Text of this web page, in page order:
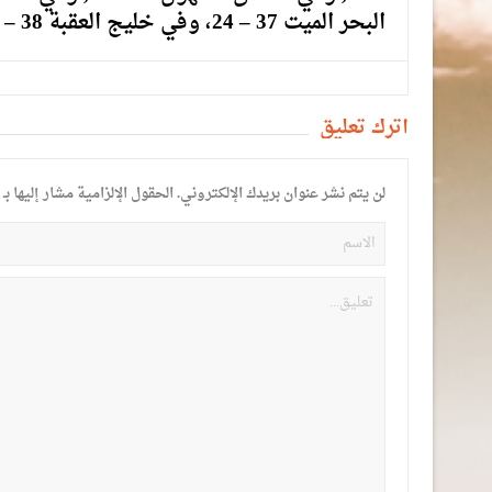
البحر الميت 37 – 24، وفي خليج العقبة 38 – 25 درجة مئوية.
أترك تعليق
لن يتم نشر عنوان بريدك الإلكتروني.الحقول الإلزامية مشار إليها بـ